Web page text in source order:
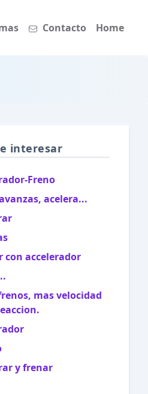
Contacto Home
interesar
Freno
acelera...
con accelerador
mas velocidad
y frenar